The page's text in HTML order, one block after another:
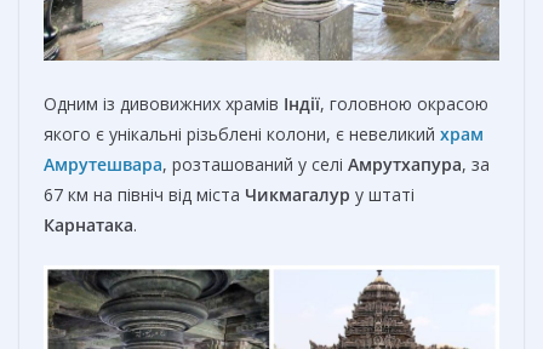
Одним із дивовижних храмів Індії, головною окрасою
якого є унікальні різьблені колони, є невеликий храм
Амрутешвара, розташований у селі Амрутхапура, за
67 км на північ від міста Чикмагалур у штаті
Карнатака.